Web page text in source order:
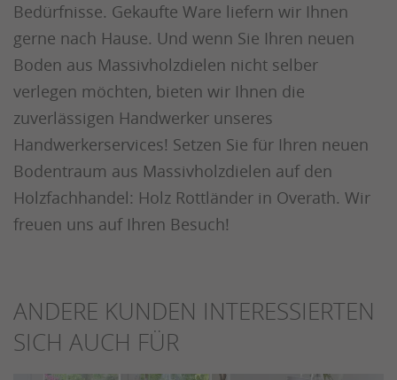
Bedürfnisse. Gekaufte Ware liefern wir Ihnen
gerne nach Hause. Und wenn Sie Ihren neuen
Boden aus Massivholzdielen nicht selber
verlegen möchten, bieten wir Ihnen die
zuverlässigen Handwerker unseres
Handwerkerservices! Setzen Sie für Ihren neuen
Bodentraum aus Massivholzdielen auf den
Holzfachhandel: Holz Rottländer in Overath. Wir
freuen uns auf Ihren Besuch!
ANDERE KUNDEN INTERESSIERTEN
SICH AUCH FÜR